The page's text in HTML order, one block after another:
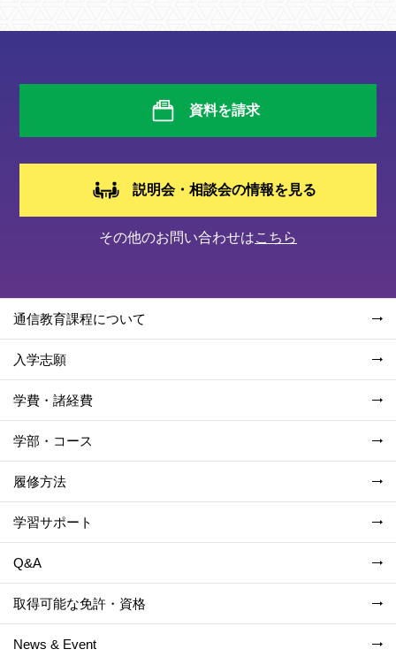
資料を請求
説明会・相談会の情報を見る
その他のお問い合わせはこちら
通信教育課程について
入学志願
学費・諸経費
学部・コース
履修方法
学習サポート
Q&A
取得可能な免許・資格
News & Event